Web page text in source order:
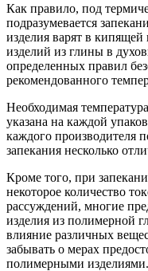
Как правило, под
подразумевается
изделия варят в
изделий из глины в
определенных правил
рекомендованного
Необходимая
указана на каждой
каждого производителя
запекания несколько
Кроме того, при
некоторое количество
рассуждений, многие
изделия из полимерной
влияние различных
забывать о мерах
полимерными изделиями.